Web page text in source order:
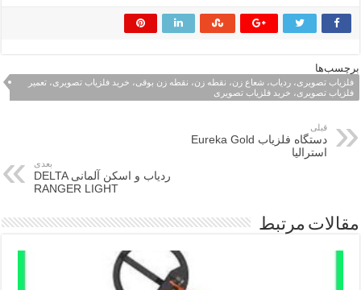
برچسب‌ها
فلزیاب تصویری، ردیاب، شعاع زن، نقطه زن، نقطه زن بوقی، خرید فلزیاب تصویری، تعمیر
فلزیاب تصویری، خرید فلزیاب تصویری
قبلی
دستگاه فلزیاب Eureka Gold
استرالیا
بعدی
ردیاب و اسکن آلمانی DELTA
RANGER LIGHT
مقالات مرتبط